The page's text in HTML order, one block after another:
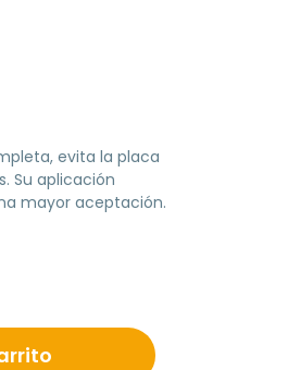
evita la placa
Su aplicación
mayor aceptación.